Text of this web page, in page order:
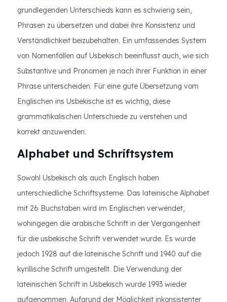
grundlegenden Unterschieds kann es schwierig sein,
Phrasen zu übersetzen und dabei ihre Konsistenz und
Verständlichkeit beizubehalten. Ein umfassendes System
von Nomenfällen auf Usbekisch beeinflusst auch, wie sich
Substantive und Pronomen je nach ihrer Funktion in einer
Phrase unterscheiden. Für eine gute Übersetzung vom
Englischen ins Usbekische ist es wichtig, diese
grammatikalischen Unterschiede zu verstehen und
korrekt anzuwenden.
Alphabet und Schriftsystem
Sowohl Usbekisch als auch Englisch haben
unterschiedliche Schriftsysteme. Das lateinische Alphabet
mit 26 Buchstaben wird im Englischen verwendet,
wohingegen die arabische Schrift in der Vergangenheit
für die usbekische Schrift verwendet wurde. Es wurde
jedoch 1928 auf die lateinische Schrift und 1940 auf die
kyrillische Schrift umgestellt. Die Verwendung der
lateinischen Schrift in Usbekisch wurde 1993 wieder
aufgenommen. Aufgrund der Möglichkeit inkonsistenter